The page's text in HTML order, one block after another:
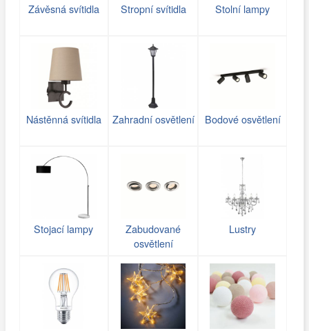
Závěsná svítidla Stropní svítidla Stolní lampy
Nástěnná svítidla Zahradní osvětlení Bodové osvětlení
Stojací lampy
Zabudované
osvětlení
Lustry